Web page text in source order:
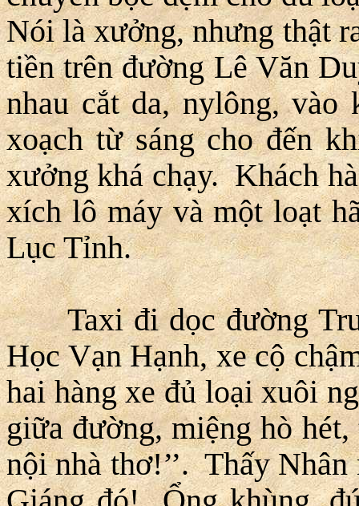
Nói là xưởng, nhưng thật
tiền trên đường Lê Văn
nhau cắt da, nylông, vào
xoạch từ sáng cho đến
xưởng khá chạy. Khách
xích lô máy và một loạt
Lục Tỉnh.
Taxi đi dọc đường
Học Vạn Hạnh, xe cộ
hai hàng xe đủ loại xuôi
giữa đường, miệng hò
nội nhà thơ!’’. Thấy